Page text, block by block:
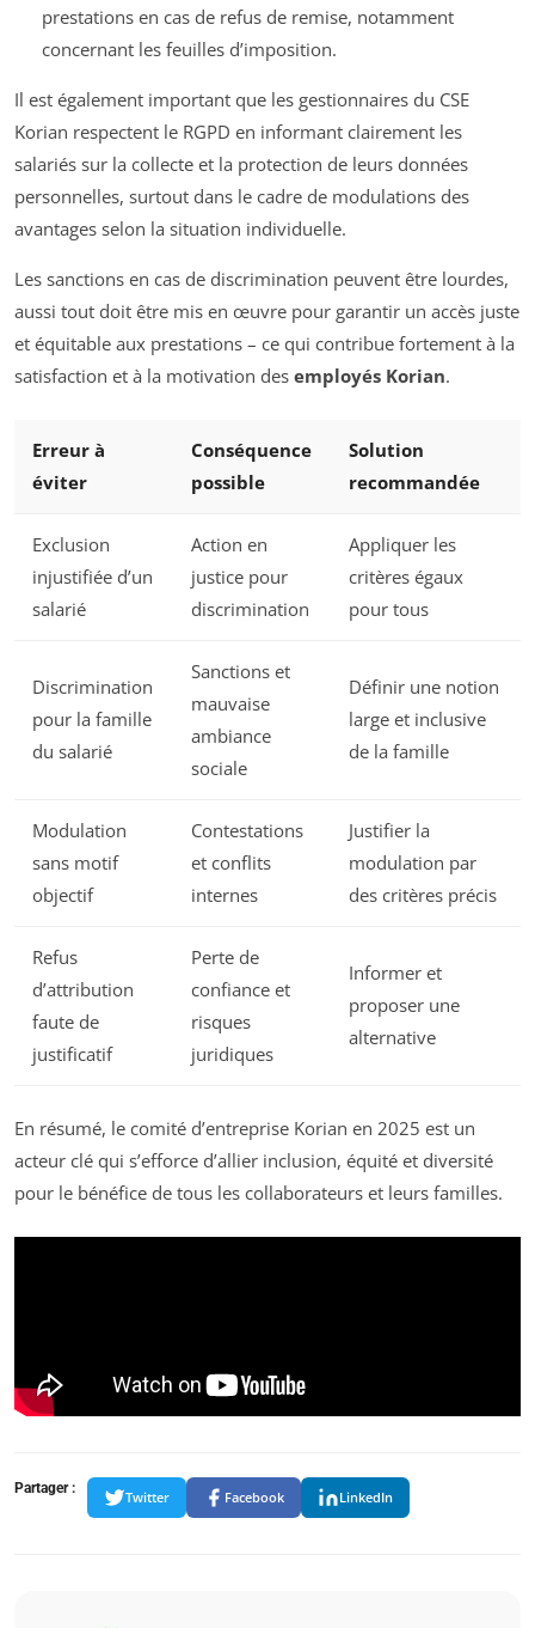
prestations en cas de refus de remise, notamment
concernant les feuilles d’imposition.
Il est également important que les gestionnaires du CSE
Korian respectent le RGPD en informant clairement les
salariés sur la collecte et la protection de leurs données
personnelles, surtout dans le cadre de modulations des
avantages selon la situation individuelle.
Les sanctions en cas de discrimination peuvent être lourdes,
aussi tout doit être mis en œuvre pour garantir un accès juste
et équitable aux prestations – ce qui contribue fortement à la
satisfaction et à la motivation des employés Korian.
Erreur à
éviter
Conséquence
possible
Solution
recommandée
Exclusion
injustifiée d’un
salarié
Action en
justice pour
discrimination
Appliquer les
critères égaux
pour tous
Discrimination
pour la famille
du salarié
Sanctions et
mauvaise
ambiance
sociale
Définir une notion
large et inclusive
de la famille
Modulation
sans motif
objectif
Contestations
et conflits
internes
Justifier la
modulation par
des critères précis
Refus
d’attribution
faute de
justificatif
Perte de
confiance et
risques
juridiques
Informer et
proposer une
alternative
En résumé, le comité d’entreprise Korian en 2025 est un
acteur clé qui s’efforce d’allier inclusion, équité et diversité
pour le bénéfice de tous les collaborateurs et leurs familles.
Partager :
Twitter Facebook LinkedIn